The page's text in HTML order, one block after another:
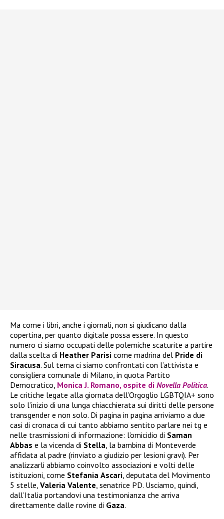
Ma come i libri, anche i giornali, non si giudicano dalla
copertina, per quanto digitale possa essere. In questo
numero ci siamo occupati delle polemiche scaturite a partire
dalla scelta di Heather Parisi come madrina del Pride di
Siracusa. Sul tema ci siamo confrontati con l’attivista e
consigliera comunale di Milano, in quota Partito
Democratico, Monica J. Romano, ospite di Novella Politica.
Le critiche legate alla giornata dell’Orgoglio LGBTQIA+ sono
solo l’inizio di una lunga chiacchierata sui diritti delle persone
transgender e non solo. Di pagina in pagina arriviamo a due
casi di cronaca di cui tanto abbiamo sentito parlare nei tg e
nelle trasmissioni di informazione: l’omicidio di Saman
Abbas e la vicenda di Stella , la bambina di Monteverde
affidata al padre (rinviato a giudizio per lesioni gravi). Per
analizzarli abbiamo coinvolto associazioni e volti delle
istituzioni, come Stefania Ascari , deputata del Movimento
5 stelle, Valeria Valente , senatrice PD. Usciamo, quindi,
dall’Italia portandovi una testimonianza che arriva
direttamente dalle rovine di Gaza.